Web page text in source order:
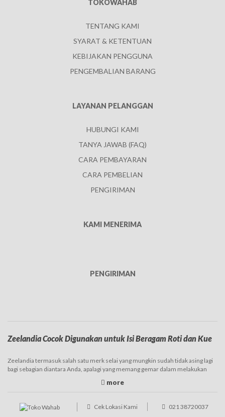
TOKOWAHAB
TENTANG KAMI
SYARAT & KETENTUAN
KEBIJAKAN PENGGUNA
PENGEMBALIAN BARANG
LAYANAN PELANGGAN
HUBUNGI KAMI
TANYA JAWAB (FAQ)
CARA PEMBAYARAN
CARA PEMBELIAN
PENGIRIMAN
KAMI MENERIMA
PENGIRIMAN
Zeelandia Cocok Digunakan untuk Isi Beragam Roti dan Kue
Zeelandia termasuk salah satu merk selai yang mungkin sudah tidak asing lagi
bagi sebagian diantara Anda, apalagi yang memang gemar dalam melakukan
digunakan. Produk Zeelandia ini sendiri varian atau jenisnya tergolong cukup
Zeelandia hadir di pasaran dalam ukuran yang beragam, diantaranya adalah
kiloan, namun juga ada repack dalam ukuran lebih kecil atau dijual curah.
Cek Lokasi Kami 021 38720037